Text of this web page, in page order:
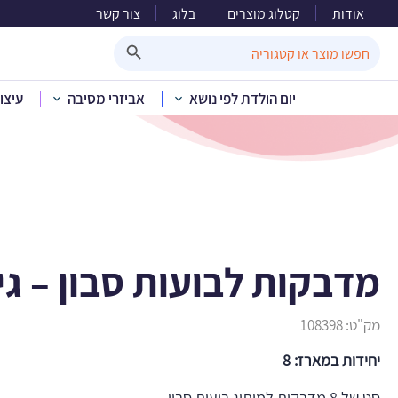
אודות קטלוג מוצרים בלוג צור קשר
for:
יום הולדת לפי נושא אביזרי מסיבה
בית»קטלוג מוצרים
מדבקות לבועות סבון –
מק"ט:108398
יחידות במארז: 8